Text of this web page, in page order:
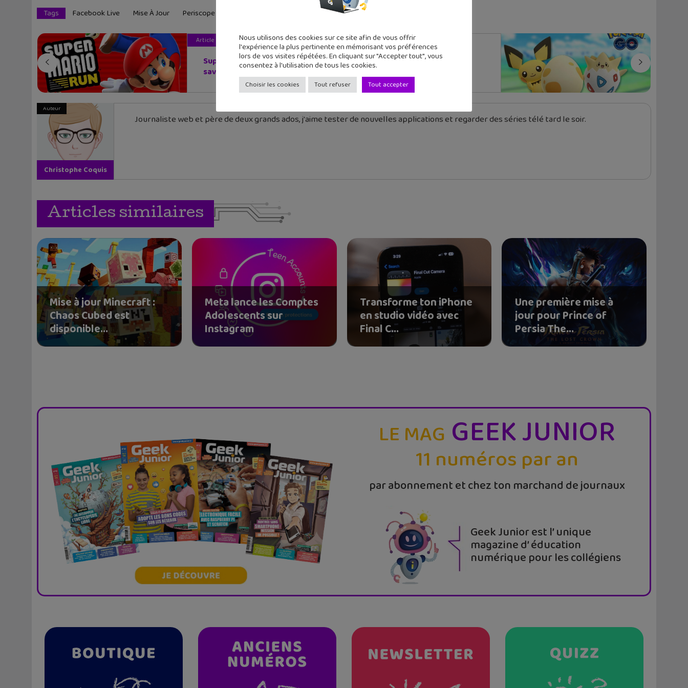
Tags Facebook Live Mise À Jour Periscope Vidéo En Direct
Article précédent
Super Mario Run : 7 choses à
savoi...
Article suivant
Pokémon Go : la chasse aux
œufs es...
Auteur
Christophe Coquis
Journaliste web et père de deux grands ados, j'aime tester de nouvelles applications et regarder des séries télé tard le soir.
Articles similaires
Mise à jour Minecraft :
Chaos Cubed est
disponible...
Meta lance les Comptes
Adolescents sur
Instagram
Transforme ton iPhone
en studio vidéo avec
Final C...
Une première mise à
jour pour Prince of
Persia The...
LE MAG GEEK JUNIOR
11 numéros par an
par abonnement et chez ton marchand de journaux
Geek Junior est l’ unique
magazine d’ éducation
numérique pour les collégiens
Nous utilisons des cookies sur ce site afin de vous offrir
l'expérience la plus pertinente en mémorisant vos préférences
lors de vos visites répétées. En cliquant sur "Accepter tout", vous
consentez à l'utilisation de tous les cookies.
Choisir les cookies Tout refuser Tout accepter